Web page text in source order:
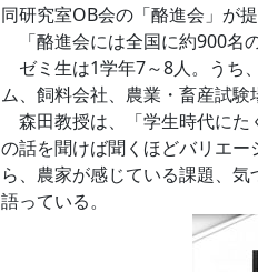
同研究室OB会の「酪進会」が提
「酪進会には全国に約900名
ゼミ生は1学年7～8人。うち
ム、飼料会社、農業・畜産試験
森田教授は、「学生時代にた
の話を聞けば聞くほどバリエ
ら、農家が感じている課題、
語っている。